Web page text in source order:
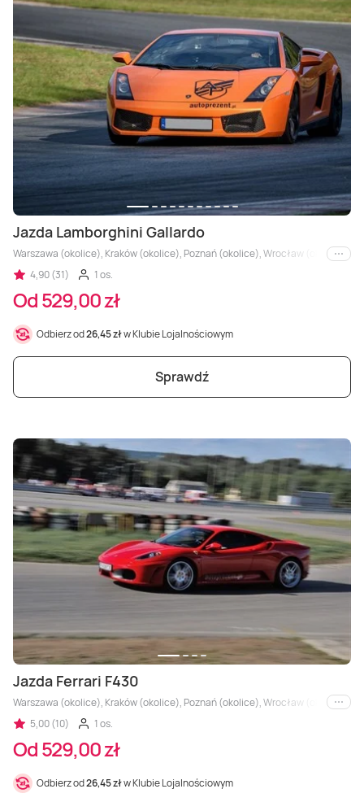
Jazda Lamborghini Gallardo
Warszawa (okolice), Kraków (okolice), Poznań (okolice), Wrocław (okolice),i inne
4,90 (31)
1 os.
Od 529,00 zł
Odbierz od26,45 złw Klubie Lojalnościowym
Sprawdź
Jazda Ferrari F430
Warszawa (okolice), Kraków (okolice), Poznań (okolice), Wrocław (okolice),i inne
5,00 (10)
1 os.
Od 529,00 zł
Odbierz od26,45 złw Klubie Lojalnościowym